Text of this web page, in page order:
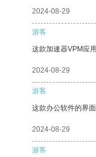
2024-08-29
游客
这款加速器VPM应
2024-08-29
游客
这款办公软件的界
2024-08-29
游客